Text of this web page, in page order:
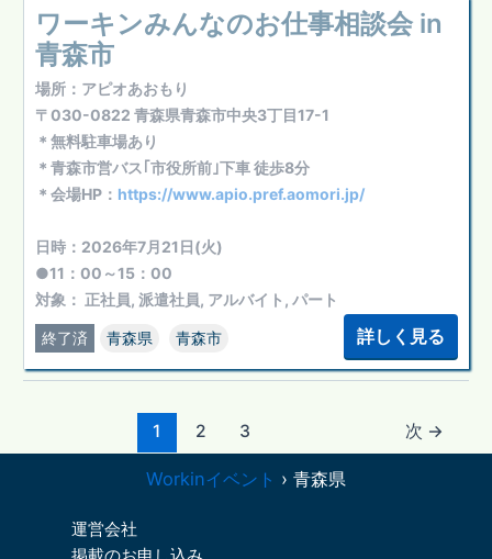
ワーキンみんなのお仕事相談会 in
青森市
場所：アピオあおもり
〒030-0822 青森県青森市中央3丁目17-1
＊無料駐車場あり
＊青森市営バス｢市役所前｣下車 徒歩8分
＊会場HP： https://www.apio.pref.aomori.jp/
日時：2026年7月21日(火)
●11：00～15：00
対象： 正社員, 派遣社員, アルバイト, パート
終了済 青森県 青森市 詳しく見る
1 2 3 次 →
Workinイベント › 青森県
運営会社